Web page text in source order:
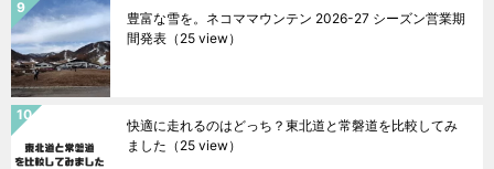
豊富な雪を。ネコママウンテン 2026-27 シーズン営業期
間発表 （25 view）
快適に走れるのはどっち？東北道と常磐道を比較してみ
ました （25 view）